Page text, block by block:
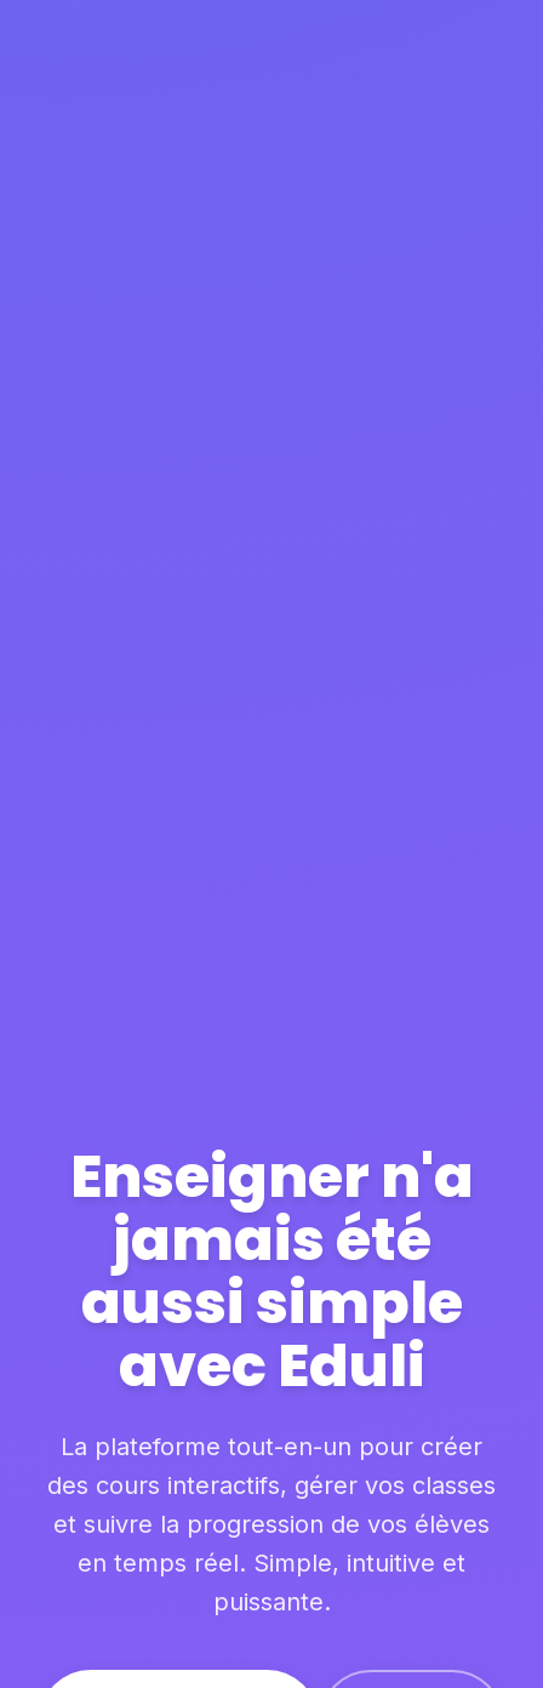
Enseigner n'a
jamais été
aussi simple
avec Eduli
La plateforme tout-en-un pour créer
des cours interactifs, gérer vos classes
et suivre la progression de vos élèves
en temps réel. Simple, intuitive et
puissante.